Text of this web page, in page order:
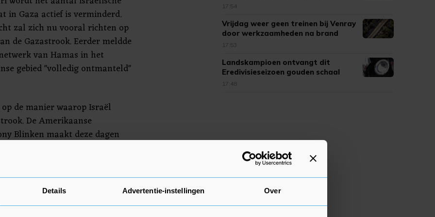
Details Advertentie-instellingen Over
in Gaza actief is verminderd.
zal zich nu vooral richten op
de Gazastrook. Eerder meldde
van Hamas in het
gebied "volledig ontmanteld"
de manier waarop Israël
De Amerikaanse
Blinken maakt deze dagen
bezocht maandag de
en Saudi-Arabië en maakt
17:54
Vrijdag weer geen treinen bij Venray
door werkzaamheden na brand
17:53
Landskampioen ontvangt dit
Eredivisieseizoen gouden schaal
17:48